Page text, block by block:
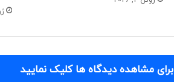
برای مشاهده دیدگاه ها کلیک نمایید